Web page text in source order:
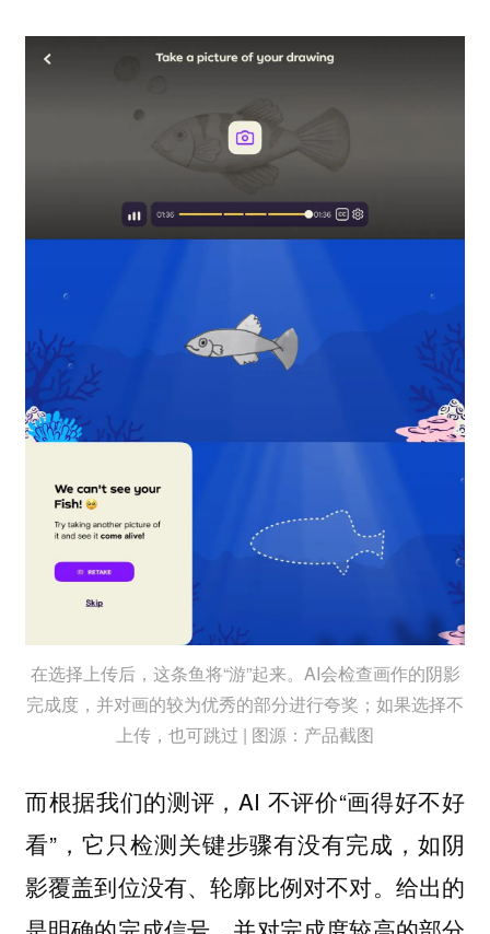
在选择上传后，这条鱼将“游”起来。AI会检查画作的阴影
完成度，并对画的较为优秀的部分进行夸奖；如果选择不
上传，也可跳过 | 图源：产品截图
而根据我们的测评，AI 不评价“画得好不好
看”， 它只检测关键步骤有没有完成 ，如阴
影覆盖到位没有、轮廓比例对不对。给出的